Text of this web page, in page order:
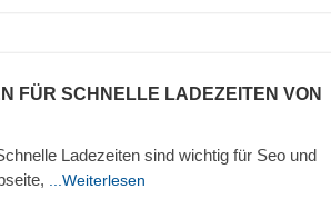
FÜR SCHNELLE LADEZEITEN VON
Ladezeiten sind wichtig für Seo und
...Weiterlesen